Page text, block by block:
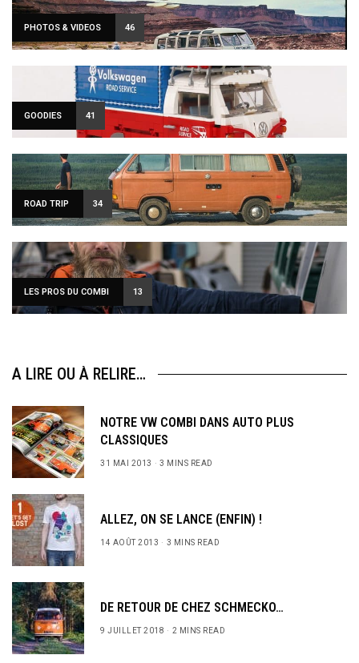
PHOTOS & VIDEOS 46
GOODIES 41
ROAD TRIP 34
LES PROS DU COMBI 13
A LIRE OU À RELIRE…
NOTRE VW COMBI DANS AUTO PLUS
CLASSIQUES
31 MAI 2013 3 MINS READ
ALLEZ, ON SE LANCE (ENFIN) !
14 AOÛT 2013 3 MINS READ
DE RETOUR DE CHEZ SCHMECKO…
9 JUILLET 2018 2 MINS READ